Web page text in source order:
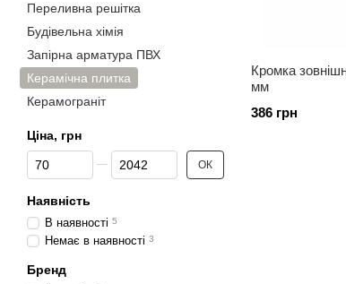
Кромка
мм
386 грн
Переливна решітка
Будівельна хімія
Запірна арматура ПВХ
Керамічна плитка
Керамограніт
Ціна, грн
Від Ціна, грн
До Ціна, грн ОК
Наявність
В наявності 5
Немає в наявності 3
Бренд